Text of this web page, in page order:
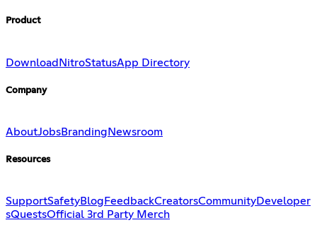
Product
DownloadNitroStatusApp Directory
Company
AboutJobsBranding Newsroom
Resources
SupportSafetyBlog FeedbackCreatorsCommunityDeveloper
sQuestsOfficial 3rd Party Merch